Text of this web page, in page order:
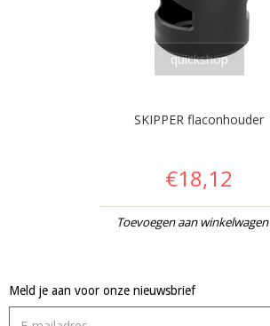
quickshop
SKIPPER flaconhouder
€18,12
Toevoegen aan winkelwagen
Meld je aan voor onze nieuwsbrief